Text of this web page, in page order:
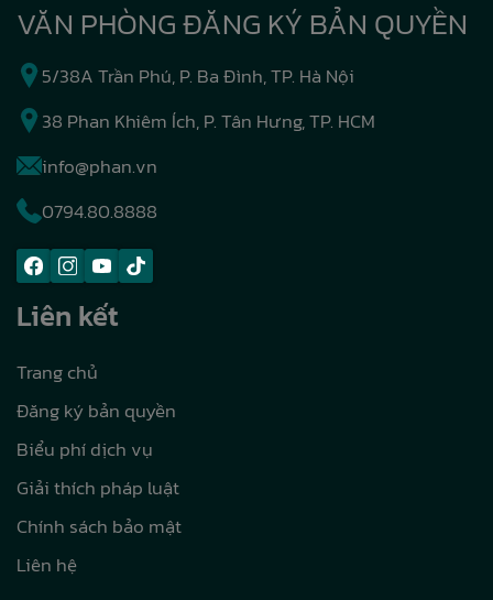
VĂN PHÒNG ĐĂNG KÝ BẢN QUYỀN
5/38A Trần Phú, P. Ba Đình, TP. Hà Nội
38 Phan Khiêm Ích, P. Tân Hưng, TP. HCM
info@phan.vn
0794.80.8888
Liên kết
Trang chủ
Đăng ký bản quyền
Biểu phí dịch vụ
Giải thích pháp luật
Chính sách bảo mật
Liên hệ